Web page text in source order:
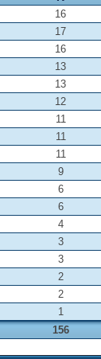
16
17
16
13
13
12
11
11
11
9
6
6
4
3
3
2
2
1
156